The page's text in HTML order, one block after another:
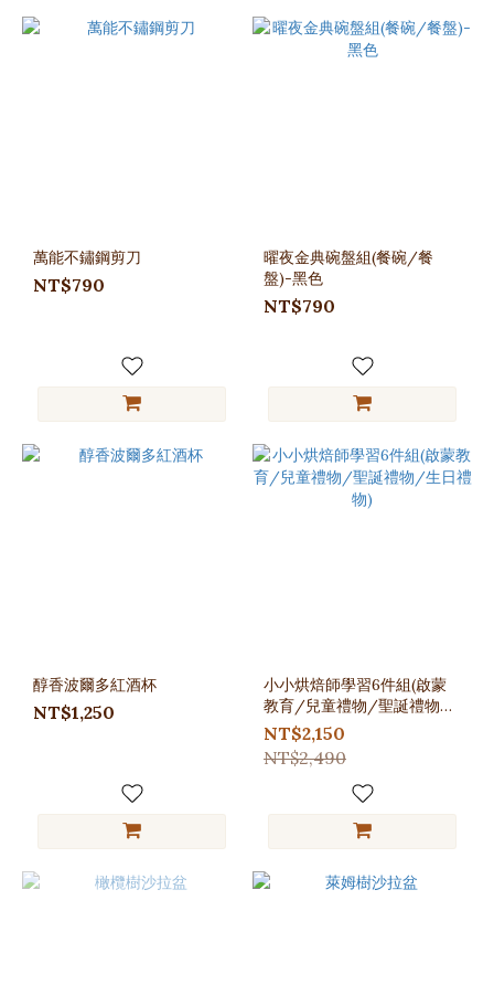
萬能不鏽鋼剪刀
NT$790
曜夜金典碗盤組(餐碗/餐
盤)-黑色
NT$790
醇香波爾多紅酒杯
NT$1,250
小小烘焙師學習6件組(啟蒙
教育/兒童禮物/聖誕禮物/
生日禮物)
NT$2,150
NT$2,490